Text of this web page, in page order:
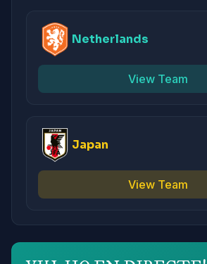
Netherlands
View Team
Japan
View Team